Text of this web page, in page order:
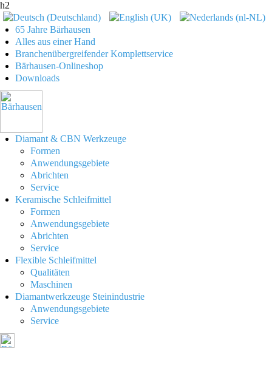
h2
65 Jahre Bärhausen
Alles aus einer Hand
Branchenübergreifender Komplettservice
Bärhausen-Onlineshop
Downloads
Diamant & CBN Werkzeuge
Formen
Anwendungsgebiete
Abrichten
Service
Keramische Schleifmittel
Formen
Anwendungsgebiete
Abrichten
Service
Flexible Schleifmittel
Qualitäten
Maschinen
Diamantwerkzeuge Steinindustrie
Anwendungsgebiete
Service